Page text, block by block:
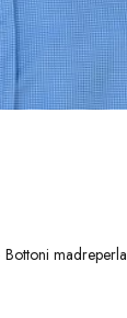
Bottoni madreperla
€.